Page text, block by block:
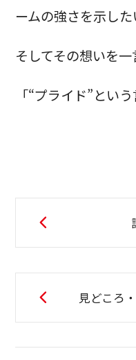
ームの強さを示した
そしてその想いを一
「“プライド”とい
見どころ